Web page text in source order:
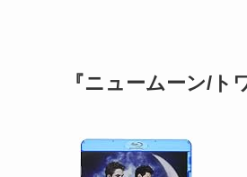
『ニュームーン/ト